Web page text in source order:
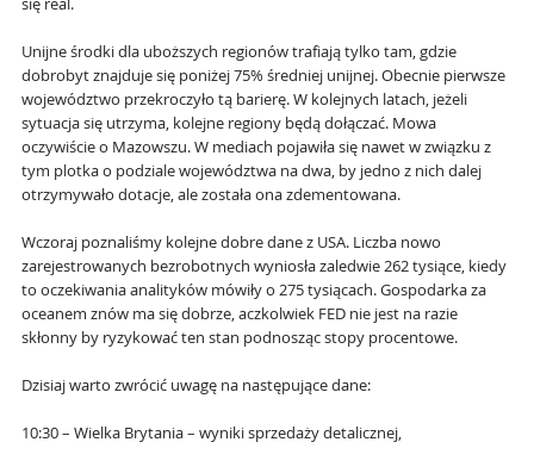
się real.
Unijne środki dla uboższych regionów trafiają tylko tam, gdzie
dobrobyt znajduje się poniżej 75% średniej unijnej. Obecnie pierwsze
województwo przekroczyło tą barierę. W kolejnych latach, jeżeli
sytuacja się utrzyma, kolejne regiony będą dołączać. Mowa
oczywiście o Mazowszu. W mediach pojawiła się nawet w związku z
tym plotka o podziale województwa na dwa, by jedno z nich dalej
otrzymywało dotacje, ale została ona zdementowana.
Wczoraj poznaliśmy kolejne dobre dane z USA. Liczba nowo
zarejestrowanych bezrobotnych wyniosła zaledwie 262 tysiące, kiedy
to oczekiwania analityków mówiły o 275 tysiącach. Gospodarka za
oceanem znów ma się dobrze, aczkolwiek FED nie jest na razie
skłonny by ryzykować ten stan podnosząc stopy procentowe.
Dzisiaj warto zwrócić uwagę na następujące dane:
10:30 – Wielka Brytania – wyniki sprzedaży detalicznej,